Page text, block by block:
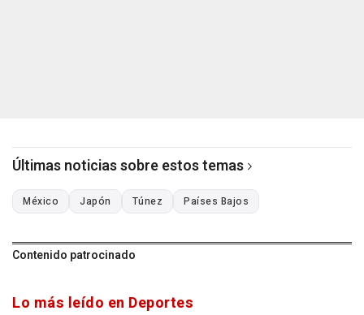
Últimas noticias sobre estos temas
México Japón Túnez Países Bajos
Contenido patrocinado
Lo más leído en Deportes